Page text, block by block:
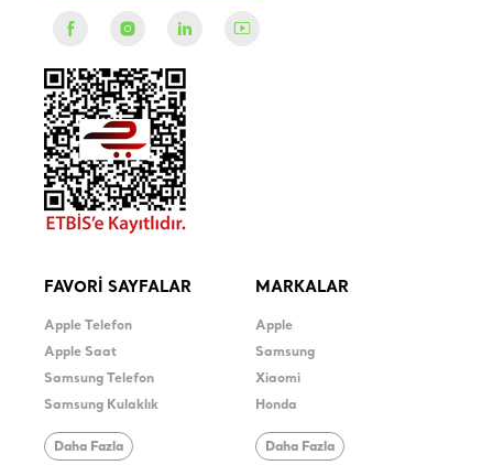
FAVORİ SAYFALAR
Apple Telefon
Apple Saat
Samsung Telefon
Samsung Kulaklık
Daha Fazla
MARKALAR
Apple
Samsung
Xiaomi
Honda
Daha Fazla